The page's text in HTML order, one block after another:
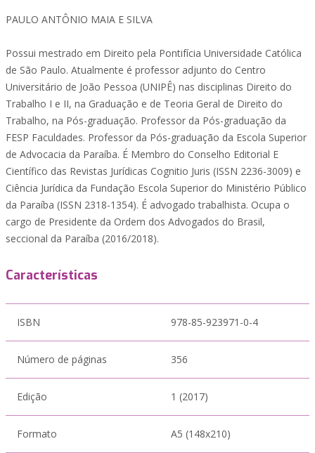
PAULO ANTÔNIO MAIA E SILVA
Possui mestrado em Direito pela Pontifícia Universidade Católica
de São Paulo. Atualmente é professor adjunto do Centro
Universitário de João Pessoa (UNIPÊ) nas disciplinas Direito do
Trabalho I e II, na Graduação e de Teoria Geral de Direito do
Trabalho, na Pós-graduação. Professor da Pós-graduação da
FESP Faculdades. Professor da Pós-graduação da Escola Superior
de Advocacia da Paraíba. É Membro do Conselho Editorial E
Científico das Revistas Jurídicas Cognitio Juris (ISSN 2236-3009) e
Ciência Jurídica da Fundação Escola Superior do Ministério Público
da Paraíba (ISSN 2318-1354). É advogado trabalhista. Ocupa o
cargo de Presidente da Ordem dos Advogados do Brasil,
seccional da Paraíba (2016/2018).
Características
ISBN 978-85-923971-0-4
Número de páginas 356
Edição 1 (2017)
Formato A5 (148x210)